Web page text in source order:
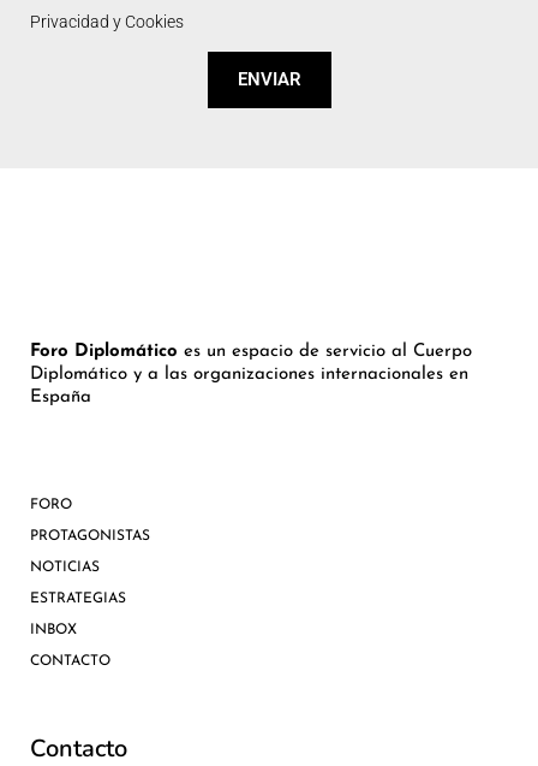
Privacidad y Cookies
ENVIAR
Foro Diplomático es un espacio de servicio al Cuerpo
Diplomático y a las organizaciones internacionales en
España
FORO
PROTAGONISTAS
NOTICIAS
ESTRATEGIAS
INBOX
CONTACTO
Contacto